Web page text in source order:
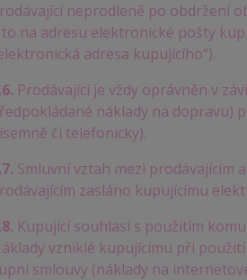
neprodleně po obdržení
to na adresu elektronické pošty
adresa kupujícího“).
Prodávající je vždy oprávněn v
náklady na dopravu)
či telefonicky).
Smluvní vztah mezi prodávajícím
zasláno kupujícímu
Kupující souhlasí s použitím
vzniklé kupujícímu při
smlouvy (náklady na